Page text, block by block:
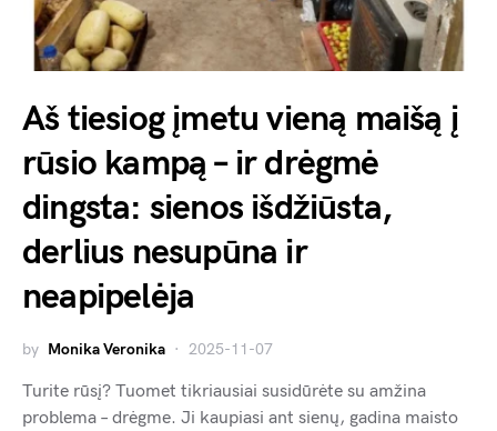
Aš tiesiog įmetu vieną maišą į
rūsio kampą – ir drėgmė
dingsta: sienos išdžiūsta,
derlius nesupūna ir
neapipelėja
by Monika Veronika 2025-11-07
Turite rūsį? Tuomet tikriausiai susidūrėte su amžina
problema – drėgme. Ji kaupiasi ant sienų, gadina maisto